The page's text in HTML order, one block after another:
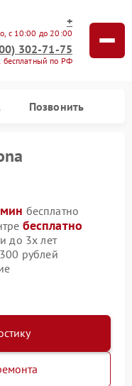
+
с 10:00 до 20:00
302-71-75
бесплатный по РФ
Позвонить
бесплатно
бесплатно
до 3х лет
рублей